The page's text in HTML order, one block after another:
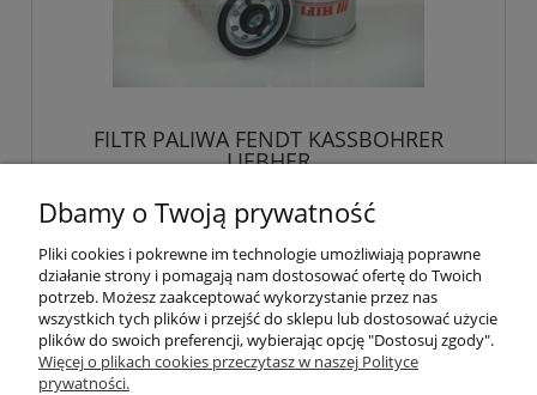
FILTR PALIWA FENDT KASSBOHRER
LIEBHER
41,00 zł
do koszyka
Dbamy o Twoją prywatność
Pliki cookies i pokrewne im technologie umożliwiają poprawne
działanie strony i pomagają nam dostosować ofertę do Twoich
potrzeb. Możesz zaakceptować wykorzystanie przez nas
wszystkich tych plików i przejść do sklepu lub dostosować użycie
plików do swoich preferencji, wybierając opcję "Dostosuj zgody".
Więcej o plikach cookies przeczytasz w naszej Polityce
prywatności.